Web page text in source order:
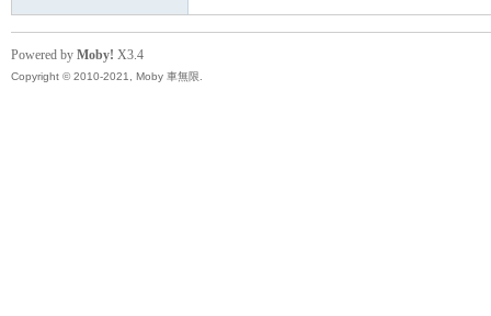
Powered by Moby! X3.4
Copyright © 2010-2021, Moby 車無限.